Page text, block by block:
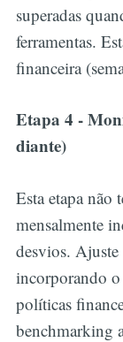
superadas
ferramentas.
financeira
Etapa 4 -
diante)
Esta etapa não
mensalmente
desvios.
incorporando o
políticas
benchmarking